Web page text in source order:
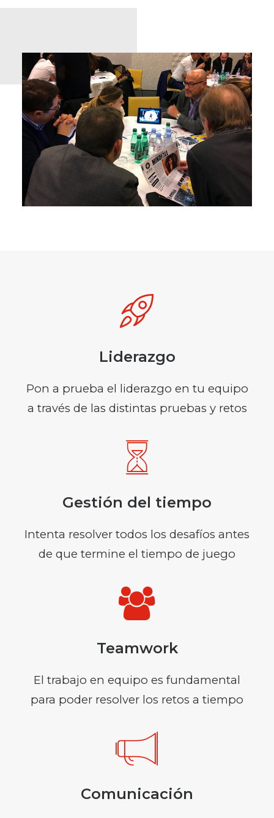
Liderazgo
Pon a prueba el liderazgo en tu equipo
a través de las distintas pruebas y retos
Gestión del tiempo
Intenta resolver todos los desafíos antes
de que termine el tiempo de juego
Teamwork
El trabajo en equipo es fundamental
para poder resolver los retos a tiempo
Comunicación